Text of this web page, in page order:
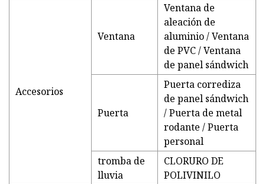
Accesorios
Ventana
Ventana de
aleación de
aluminio / Ventana
de PVC / Ventana
de panel sándwich
Puerta
Puerta corrediza
de panel sándwich
/ Puerta de metal
rodante / Puerta
personal
tromba de
lluvia
CLORURO DE
POLIVINILO